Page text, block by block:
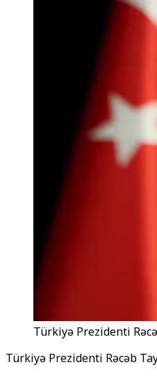
Türkiyə Prezidenti
Türkiyə Prezidenti Rəcəb